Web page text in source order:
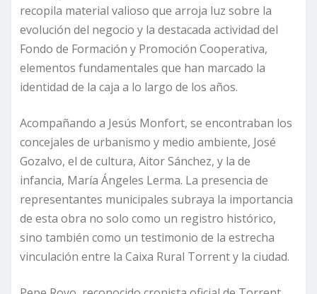
recopila material valioso que arroja luz sobre la
evolución del negocio y la destacada actividad del
Fondo de Formación y Promoción Cooperativa,
elementos fundamentales que han marcado la
identidad de la caja a lo largo de los años.
Acompañando a Jesús Monfort, se encontraban los
concejales de urbanismo y medio ambiente, José
Gozalvo, el de cultura, Aitor Sánchez, y la de
infancia, María Ángeles Lerma. La presencia de
representantes municipales subraya la importancia
de esta obra no solo como un registro histórico,
sino también como un testimonio de la estrecha
vinculación entre la Caixa Rural Torrent y la ciudad.